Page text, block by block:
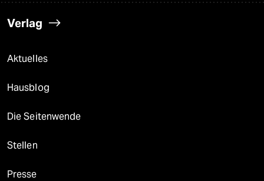
Verlag
Aktuelles
Hausblog
Die Seitenwende
Stellen
Presse